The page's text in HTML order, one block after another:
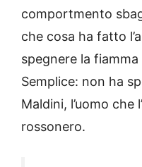
comportmento
che cosa ha fatto
spegnere la
Semplice: non ha
Maldini, l’uomo che
rossonero.